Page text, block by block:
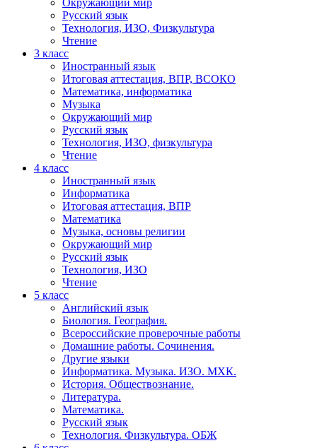
Русский язык
Технология, ИЗО, Физкультура
Чтение
3 класс
Иностранный язык
Итоговая аттестация, ВПР, ВСОКО
Математика, информатика
Музыка
Окружающий мир
Русский язык
Технология, ИЗО, физкультура
Чтение
4 класс
Иностранный язык
Информатика
Итоговая аттестация, ВПР
Математика
Музыка, основы религии
Окружающий мир
Русский язык
Технология, ИЗО
Чтение
5 класс
Английский язык
Биология. География.
Всероссийские проверочные работы
Домашние работы. Сочинения.
Другие языки
Информатика. Музыка. ИЗО. МХК.
История. Обществознание.
Литература.
Математика.
Русский язык
Технология. Физкультура. ОБЖ